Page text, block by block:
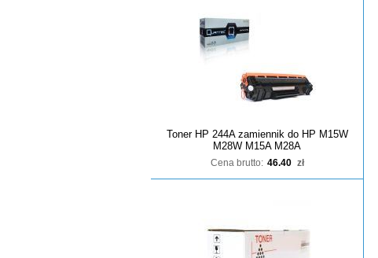
Toner HP 244A zamiennik do HP M15W
M28W M15A M28A
Cena brutto: 46.40 zł